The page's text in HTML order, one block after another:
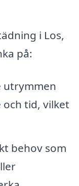
i Los,
på:
utrymmen
tid, vilket
behov som